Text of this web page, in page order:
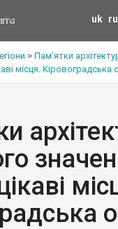
uk ru
> Пам’ятки
місця. Кіровоградська